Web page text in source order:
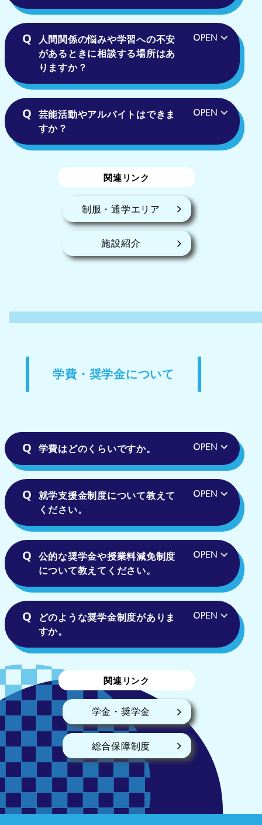
人間関係の悩みや学習への不安
があるときに相談する場所はあ
りますか？
芸能活動やアルバイトはできま
すか？
関連リンク
制服・通学エリア
施設紹介
学費・奨学金について
学費はどのくらいですか。
就学支援金制度について教えて
ください。
公的な奨学金や授業料減免制度
について教えてください。
どのような奨学金制度がありま
すか。
関連リンク
学金・奨学金
総合保障制度